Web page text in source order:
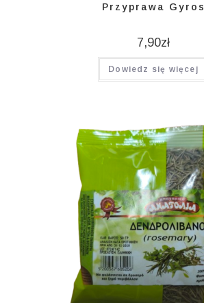
Przyprawa Gyros
7,90zł
Dowiedz się więcej